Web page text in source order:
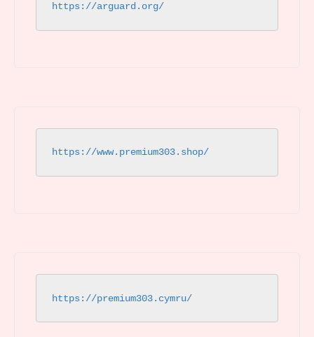
https://arguard.org/
https://www.premium303.shop/
https://premium303.cymru/